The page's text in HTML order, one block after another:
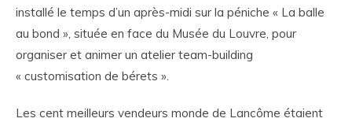
installé le temps d’un après-midi sur la péniche « La balle
au bond », située en face du Musée du Louvre, pour
organiser et animer un atelier team-building
« customisation de bérets ».
Les cent meilleurs vendeurs monde de Lancôme étaient